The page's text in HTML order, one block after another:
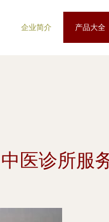
企业简介 产品大全
医诊所服